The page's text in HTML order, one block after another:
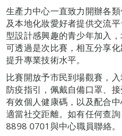
生產力中心一直致力開辦各
及本地化妝愛好者提供交流
型設計感興趣的青少年加入
可透過是次比賽，相互分享
提升專業技術水平。
比賽開放予市民到場觀賽，
防疫指引，佩戴自備口罩、
有效個人健康碼，以及配合
適當社交距離。如有任何查
8898 0701與中心職員聯絡。